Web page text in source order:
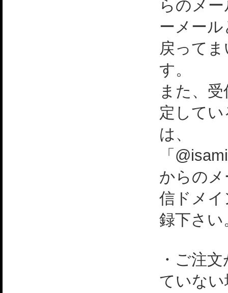
らのメ
ーメー
戻って
す。
また、
定して
は、
「
からの
信ドメ
録下さい
・ご注
ていない